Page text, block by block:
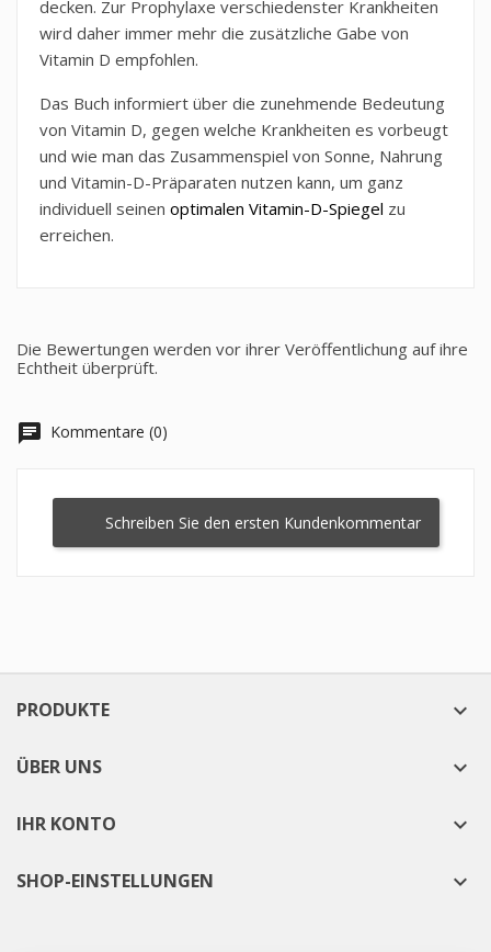
decken. Zur Prophylaxe verschiedenster Krankheiten
wird daher immer mehr die zusätzliche Gabe von
Vitamin D empfohlen.
Das Buch informiert über die zunehmende Bedeutung
von Vitamin D, gegen welche Krankheiten es vorbeugt
und wie man das Zusammenspiel von Sonne, Nahrung
und Vitamin-D-Präparaten nutzen kann, um ganz
individuell seinen optimalen Vitamin-D-Spiegel zu
erreichen.
Die Bewertungen werden vor ihrer Veröffentlichung auf ihre
Echtheit überprüft.
chat Kommentare (0)
Schreiben Sie den ersten Kundenkommentar
PRODUKTE 
ÜBER UNS 
IHR KONTO 
SHOP-EINSTELLUNGEN 